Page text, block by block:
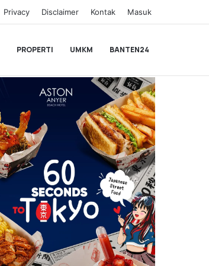
Privacy Disclaimer Kontak Masuk
PROPERTI UMKM BANTEN24